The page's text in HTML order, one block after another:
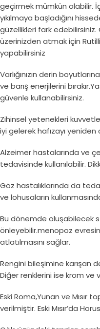
geçirmek mümkün olabilir.
yıkılmaya başladığını
güzellikleri fark
üzerinizden atmak için
yapabilirsiniz
Varlığınızın derin
ve barış enerjilerini
güvenle kullanabilirsiniz.
Zihinsel yetenekleri
iyi gelerek hafızayı yeniden
Alzeimer hastalarında ve
tedavisinde kullanılabilir.
Göz hastalıklarında da
ve lohusaların
Bu dönemde oluşabilecek
önleyebilir.menopoz
atlatılmasını sağlar.
Rengini bileşimine karışan
Diğer renklerini ise krom ve
Eski Roma,Yunan ve Mısır
verilmiştir. Eski Mısır’da